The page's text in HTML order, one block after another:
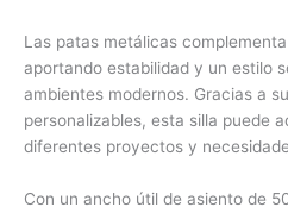
Las patas metálicas
aportando estabilidad y un estilo
ambientes modernos. Gracias a
personalizables, esta silla puede
diferentes proyectos y
Con un ancho útil de asiento de